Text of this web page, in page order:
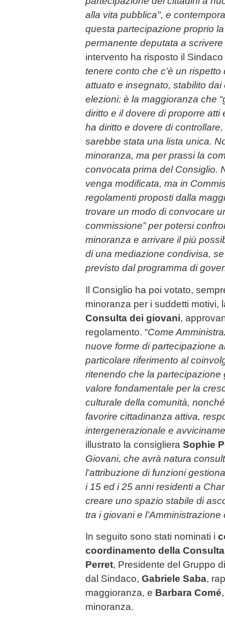
alla vita pubblica", e
questa partecipazione proprio
permanente deputata a
intervento ha risposto il Sindaco
tenere conto che c’è un
attuato e insegnato, stabilito
elezioni: è la maggioranza che
diritto e il dovere di proporre atti
ha diritto e dovere di
sarebbe stata una lista unica.
minoranza, ma per prassi la
convocata prima del Consiglio.
venga modificata, ma in
regolamenti proposti dalla
trovare un modo di convocare
commissione” per potersi
minoranza e arrivare il più
di una mediazione condivisa,
previsto dal programma di
Il Consiglio ha poi votato,
minoranza per i suddetti motivi,
Consulta dei giovani,
regolamento. “Come
nuove forme di partecipazione
particolare riferimento al
ritenendo che la
valore fondamentale per la
culturale della comunità,
favorire cittadinanza attiva,
intergenerazionale e
illustrato la consigliera Sophie
Giovani, che avrà natura
l’attribuzione di funzioni
i 15 ed i 25 anni residenti a
creare uno spazio stabile di
tra i giovani e
In seguito sono stati nominati i
coordinamento della
Perret, Presidente del Gruppo
dal Sindaco, Gabriele Saba,
maggioranza, e Barbara Comé
minoranza.